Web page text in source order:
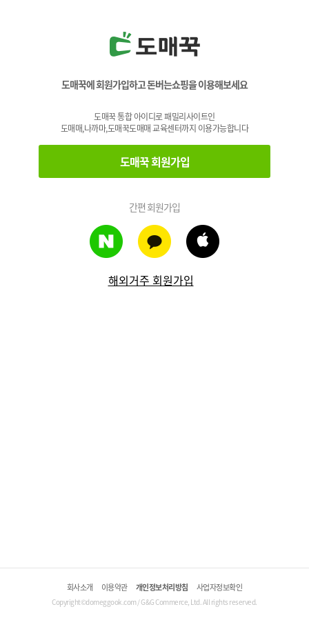
도매꾹에 회원가입하고 돈버는쇼핑을 이용해보세요
도매꾹 통합 아이디로 패밀리사이트인
도매매,나까마,도매꾹도매매 교육센터까지 이용가능합니다
도매꾹 회원가입
간편 회원가입
해외거주 회원가입
회사소개 이용약관 개인정보처리방침 사업자정보확인
Copyright©domeggook.com / G&G Commerce, Ltd. All rights reserved.